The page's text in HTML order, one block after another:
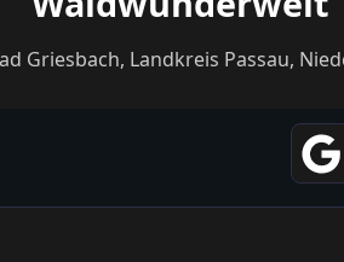
Griesbach, Landkreis Passau,